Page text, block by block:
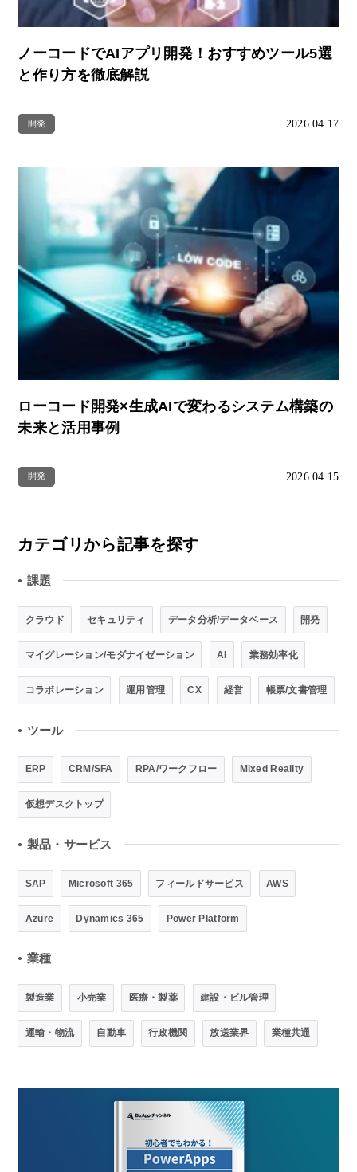
ノーコードでAIアプリ開発！おすすめツール5選
と作り方を徹底解説
開発 2026.04.17
ローコード開発×生成AIで変わるシステム構築の
未来と活用事例
開発 2026.04.15
カテゴリから記事を探す
● 課題
クラウド セキュリティ データ分析/データベース 開発
マイグレーション/モダナイゼーション AI 業務効率化
コラボレーション 運用管理 CX 経営 帳票/文書管理
● ツール
ERP CRM/SFA RPA/ワークフロー Mixed Reality
仮想デスクトップ
● 製品・サービス
SAP Microsoft 365 フィールドサービス AWS
Azure Dynamics 365 Power Platform
● 業種
製造業 小売業 医療・製薬 建設・ビル管理
運輸・物流 自動車 行政機関 放送業界 業種共通